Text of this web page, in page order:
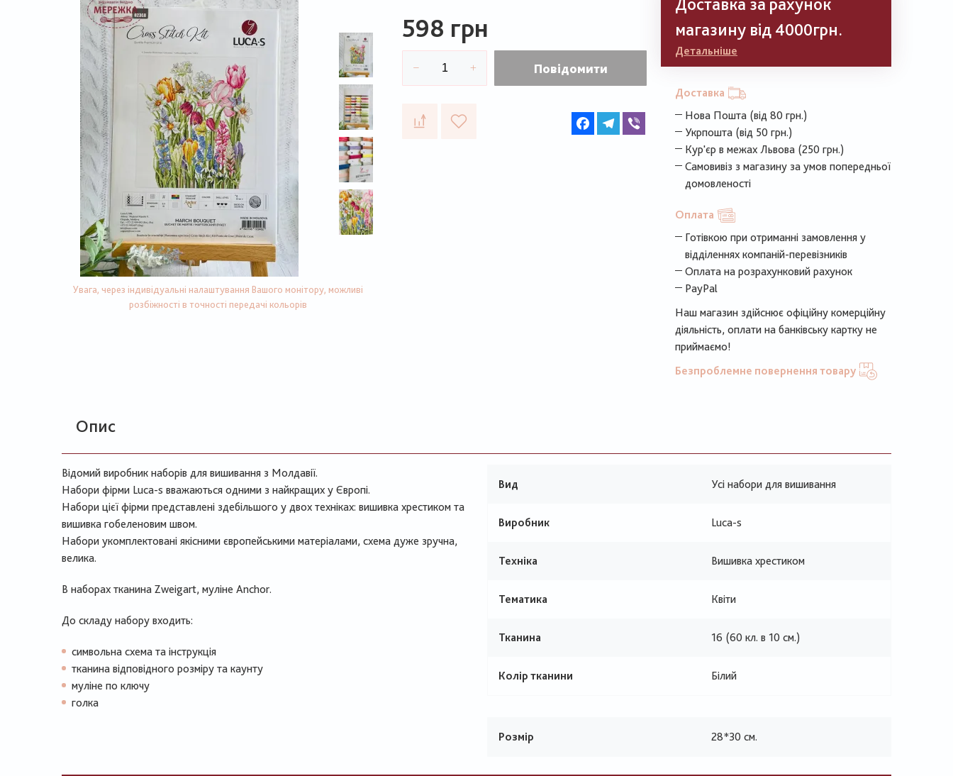
Увага, через індивідуальні налаштування Вашого монітору, можливі
розбіжності в точності передачі кольорів
598 грн
Повідомити
FacebookTelegram
магазину від 4000грн.
Детальніше
Доставка
Нова Пошта (від 80 грн.)
Укрпошта (від 50 грн.)
Кур'єр в межах Львова (250 грн.)
Самовивіз з магазину за умов попередньої
домовленості
Оплата
Готівкою при отриманні замовлення у
відділеннях компаній-перевізників
Оплата на розрахунковий рахунок
PayPal
Наш магазин здійснює офіційну комерційну
діяльність, оплати на банківську картку не
приймаємо!
Безпроблемне повернення товару
Опис
Відомий виробник наборів для вишивання з Молдавії.
Набори фірми Luca-s вважаються одними з найкращих у Європі.
Набори цієї фірми представлені здебільшого у двох техніках: вишивка хрестиком та
вишивка гобеленовим швом.
Набори укомплектовані якісними європейськими матеріалами, схема дуже зручна,
велика.
В наборах тканина Zweigart, муліне Anchor.
До складу набору входить:
символьна схема та інструкція
тканина відповідного розміру та каунту
муліне по ключу
голка
Вид Усі набори для вишивання
Виробник Luca-s
Техніка Вишивка хрестиком
Тематика Квіти
Тканина 16 (60 кл. в 10 см.)
Колір тканини Білий
Розмір 28*30 см.